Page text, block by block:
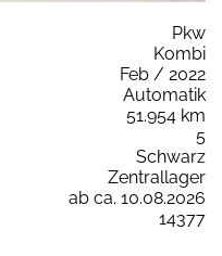
Pkw
Kombi
Feb / 2022
Automatik
51.954 km
5
Schwarz
Zentrallager
ab ca. 10.08.2026
14377